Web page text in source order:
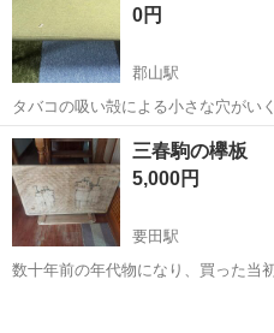
0円
郡山駅
タバコの吸い殻による小さな穴がい
ありません。
福島 郡山市 郡山駅 オフ
三春駒の欅板
5,000円
要田駅
数十年前の年代物になり、買った当